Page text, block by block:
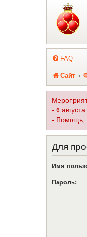
Регистрация
FAQ
Сайт
- 6
- Помощь,
Для
Имя
Пароль: